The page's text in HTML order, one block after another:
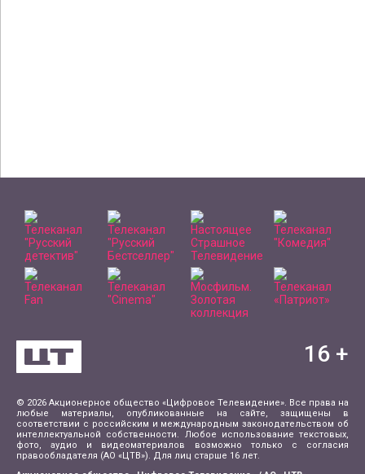
© 2026 Акционерное общество «Цифровое Телевидение». Все права на
любые материалы, опубликованные на сайте, защищены в
соответствии с российским и международным законодательством об
интеллектуальной собственности. Любое использование текстовых,
фото, аудио и видеоматериалов возможно только с согласия
правообладателя (АО «ЦТВ»). Для лиц старше 16 лет.
16 +